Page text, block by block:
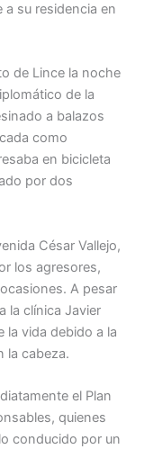
Menu
su residencia en
de Lince la noche
de la
a balazos
como
en bicicleta
por dos
César Vallejo,
los agresores,
A pesar
la clínica Javier
la vida debido a la
la cabeza.
el Plan
quienes
conducido por un